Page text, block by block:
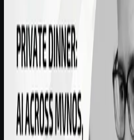
Formato del evento
Este es un evento presencial
seleccionado, diseñado para
reflexivas, obtener información
conexiones significativas entre
lugar se compartirán una vez
Wednesday, June 10, 2026
4:30 PM UTC
Other Time Zones
🇺🇸New York
12:30 PMEDT
🇬🇧 London